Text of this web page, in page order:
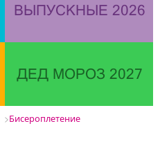
ВЫПУСКНЫЕ 2026
ДЕД МОРОЗ 2027
Бисероплетение